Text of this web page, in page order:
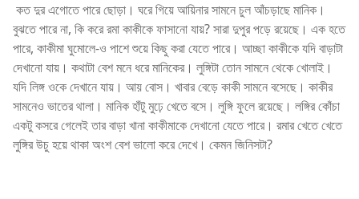
কত দুর এগোতে পারে ছোড়া। ঘরে গিয়ে আয়িনার সামনে চুল আঁচড়াছে মানিক।
বুঝতে পারে না, কি করে রমা কাকীকে ফাসানো যায়? সারা দুপুর পড়ে রয়েছে। এক হতে
পারে, কাকীমা ঘুমোলে-ও পাশে শুয়ে কিছু করা যেতে পারে। আচ্ছা কাকীকে যদি বাড়াটা
দেখানো যায়। কথাটা বেশ মনে ধরে মানিকের। লুঙ্গিটা তোন সামনে থেকে খোলাই।
যদি লিঙ্গ ওকে দেখানে যায়। আয় বোস। খাবার বেড়ে কাকী সামনে বসেছে। কাকীর
সামনেও ভাতের থালা। মানিক হাঁটু মুঢ়ে খেতে বসে। লুঙ্গি ফুলে রয়েছে। লঙ্গির কোঁচা
একটু কসরে গেলেই তার বাড়া খানা কাকীমাকে দেখানো যেতে পারে। রমার খেতে খেতে
লুঙ্গির উচু হয়ে থাকা অংশ বেশ ভালো করে দেখে। কেমন জিনিসটা?